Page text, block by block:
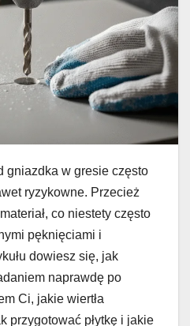
gniazdka w gresie często
ryzykowne. Przecież
co niestety często
pęknięciami i
dowiesz się, jak
naprawdę po
Ci, jakie wiertła
przygotować płytkę i jakie